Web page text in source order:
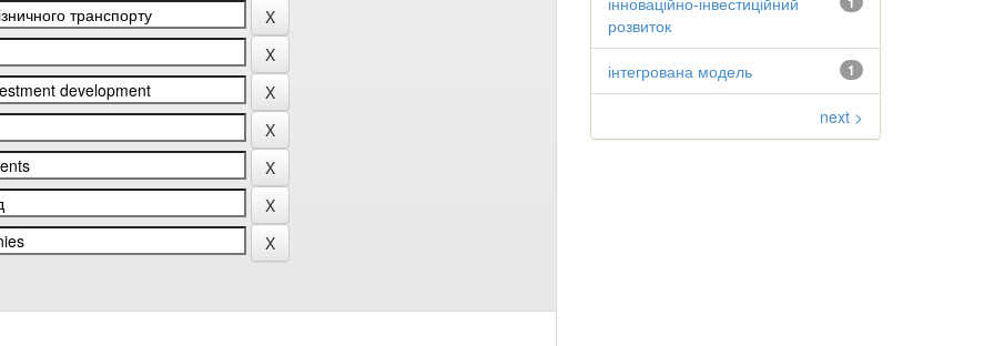
розвиток
1
інтегрована модель
next >